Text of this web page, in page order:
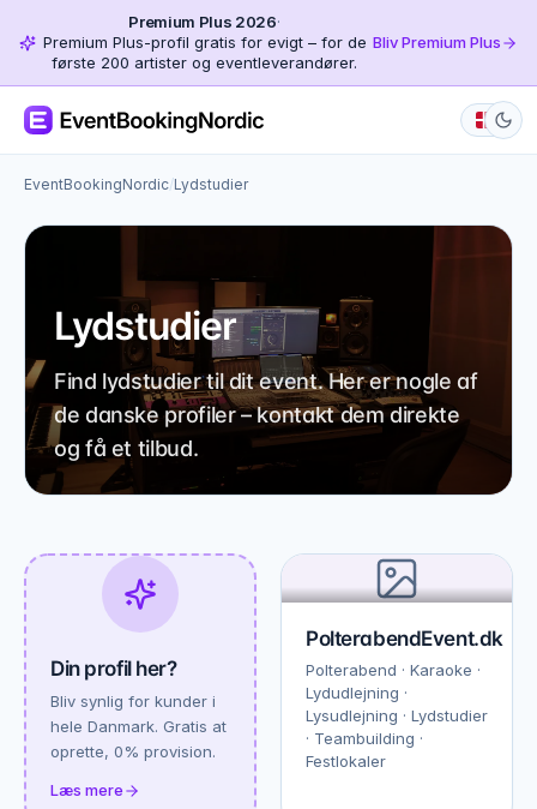
Premium Plus 2026·
Premium Plus-profil gratis for evigt – for de
første 200 artister og eventleverandører.
Bliv Premium Plus
EventBookingNordic/Lydstudier
Lydstudier
Find lydstudier til dit event. Her er nogle af
de danske profiler – kontakt dem direkte
og få et tilbud.
Din profil her?
Bliv synlig for kunder i
hele Danmark. Gratis at
oprette, 0% provision.
Læs mere
PolterabendEvent.dk
Polterabend · Karaoke ·
Lydudlejning ·
Lysudlejning · Lydstudier
· Teambuilding ·
Festlokaler